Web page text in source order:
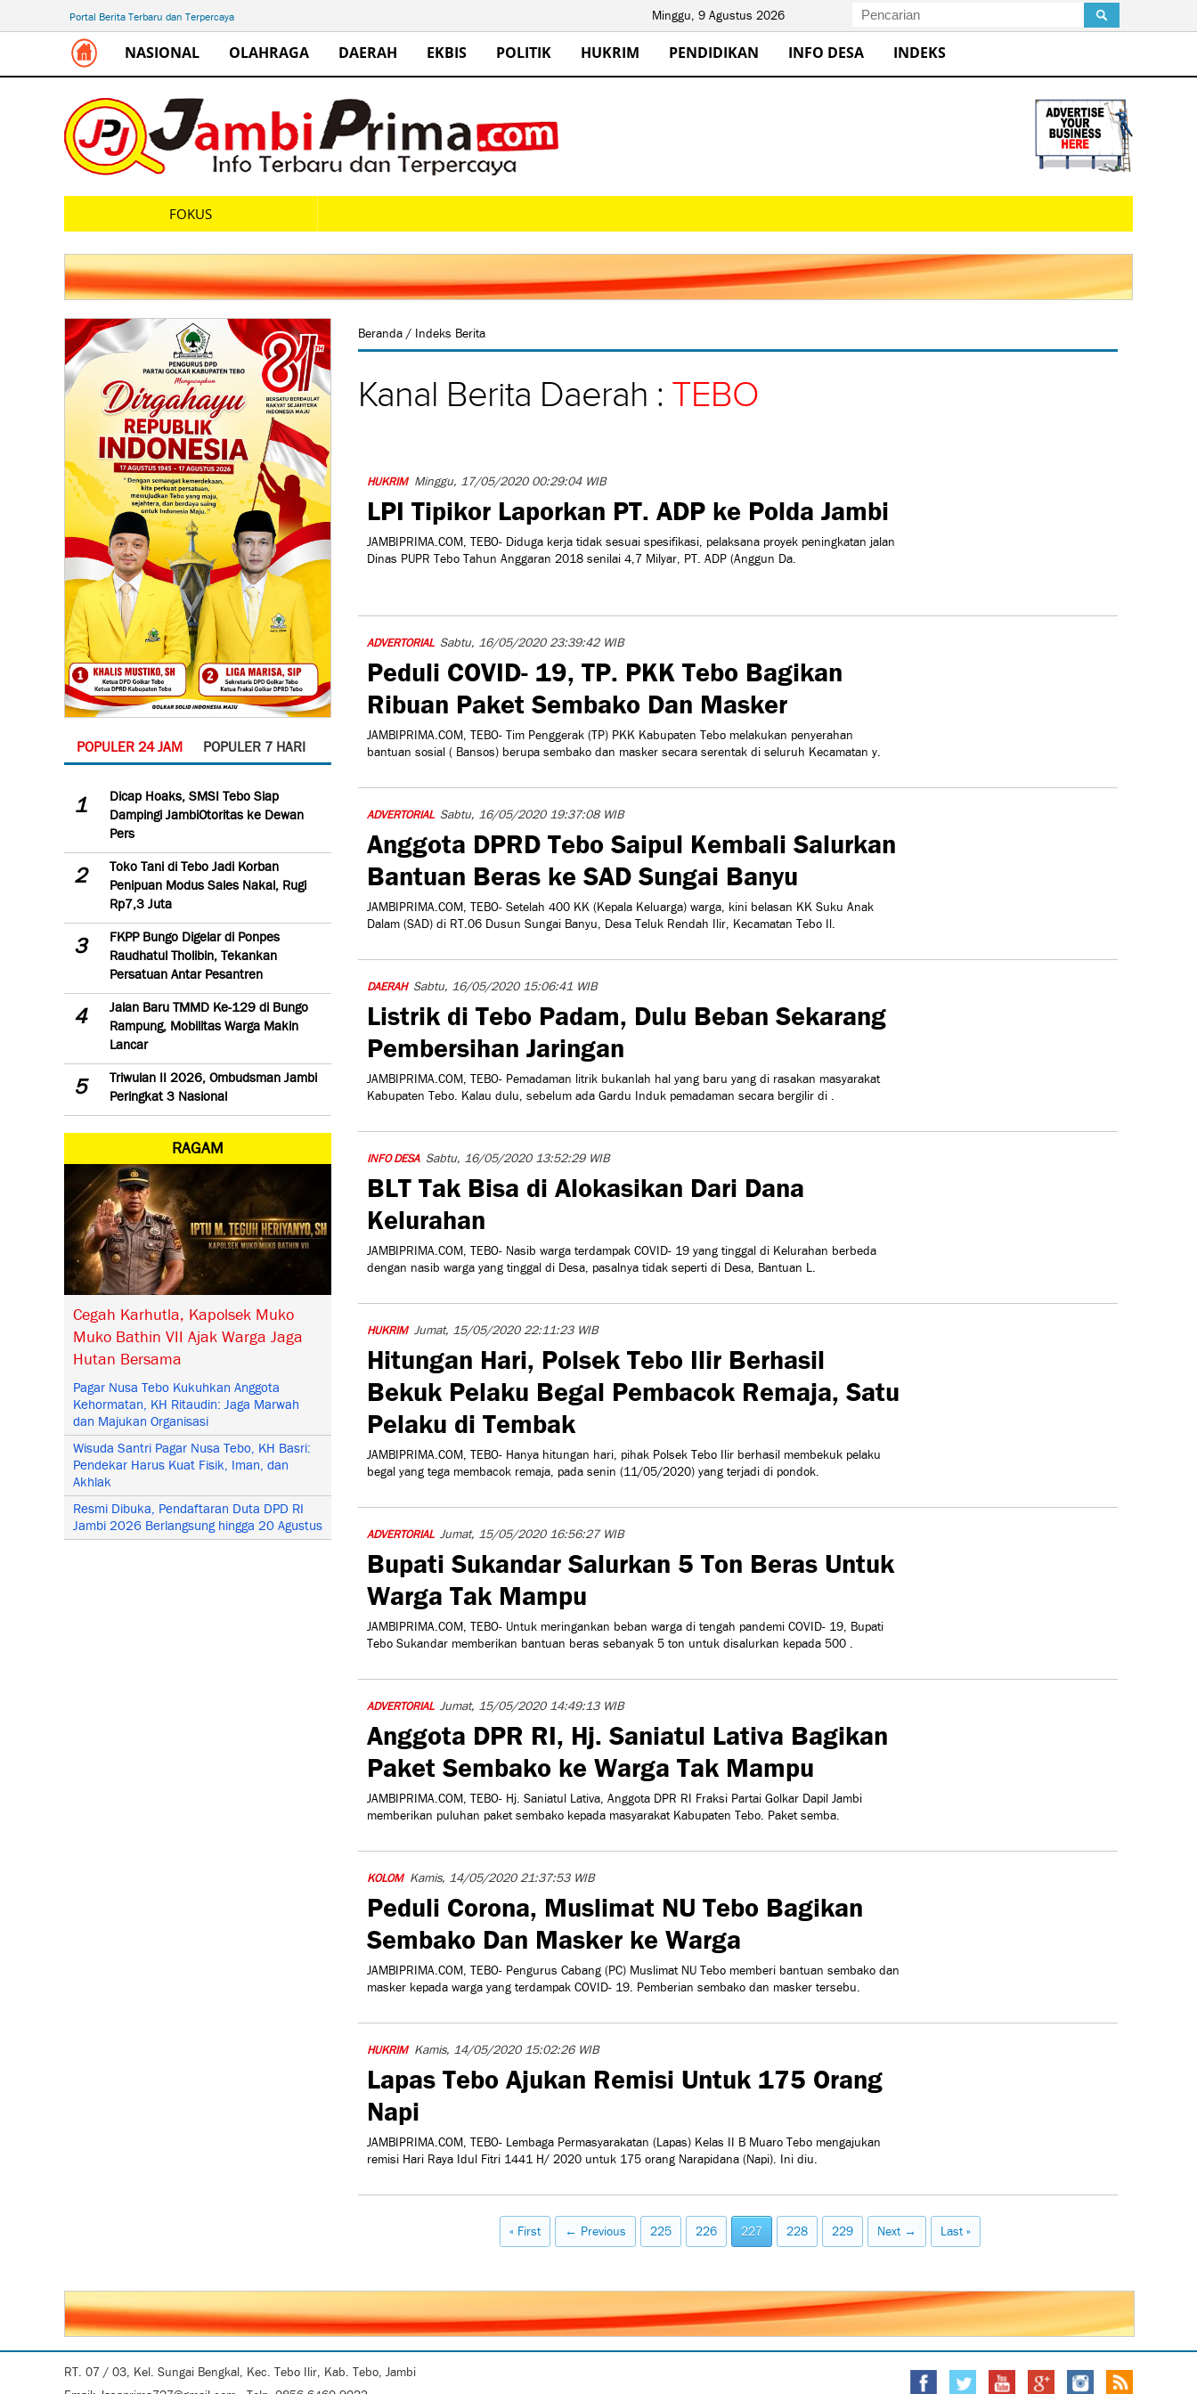
Portal Berita Terbaru dan Terpercaya Minggu, 9 Agustus 2026
NASIONAL OLAHRAGA DAERAH EKBIS POLITIK HUKRIM PENDIDIKAN INFO DESA INDEKS
FOKUS
POPULER 24 JAM POPULER 7 HARI
1
Dicap Hoaks, SMSI Tebo Siap
Dampingi JambiOtoritas ke Dewan
Pers
2
Toko Tani di Tebo Jadi Korban
Penipuan Modus Sales Nakal, Rugi
Rp7,3 Juta
3
FKPP Bungo Digelar di Ponpes
Raudhatul Tholibin, Tekankan
Persatuan Antar Pesantren
4
Jalan Baru TMMD Ke-129 di Bungo
Rampung, Mobilitas Warga Makin
Lancar
5
Triwulan II 2026, Ombudsman Jambi
Peringkat 3 Nasional
RAGAM
Cegah Karhutla, Kapolsek Muko
Muko Bathin VII Ajak Warga Jaga
Hutan Bersama
Pagar Nusa Tebo Kukuhkan Anggota
Kehormatan, KH Ritaudin: Jaga Marwah
dan Majukan Organisasi
Wisuda Santri Pagar Nusa Tebo, KH Basri:
Pendekar Harus Kuat Fisik, Iman, dan
Akhlak
Resmi Dibuka, Pendaftaran Duta DPD RI
Jambi 2026 Berlangsung hingga 20 Agustus
Beranda / Indeks Berita
Kanal Berita Daerah : TEBO
HUKRIM Minggu, 17/05/2020 00:29:04 WIB
LPI Tipikor Laporkan PT. ADP ke Polda Jambi
JAMBIPRIMA.COM, TEBO- Diduga kerja tidak sesuai spesifikasi, pelaksana proyek peningkatan jalan
Dinas PUPR Tebo Tahun Anggaran 2018 senilai 4,7 Milyar, PT. ADP (Anggun Da.
ADVERTORIAL Sabtu, 16/05/2020 23:39:42 WIB
Peduli COVID- 19, TP. PKK Tebo Bagikan
Ribuan Paket Sembako Dan Masker
JAMBIPRIMA.COM, TEBO- Tim Penggerak (TP) PKK Kabupaten Tebo melakukan penyerahan
bantuan sosial ( Bansos) berupa sembako dan masker secara serentak di seluruh Kecamatan y.
ADVERTORIAL Sabtu, 16/05/2020 19:37:08 WIB
Anggota DPRD Tebo Saipul Kembali Salurkan
Bantuan Beras ke SAD Sungai Banyu
JAMBIPRIMA.COM, TEBO- Setelah 400 KK (Kepala Keluarga) warga, kini belasan KK Suku Anak
Dalam (SAD) di RT.06 Dusun Sungai Banyu, Desa Teluk Rendah Ilir, Kecamatan Tebo Il.
DAERAH Sabtu, 16/05/2020 15:06:41 WIB
Listrik di Tebo Padam, Dulu Beban Sekarang
Pembersihan Jaringan
JAMBIPRIMA.COM, TEBO- Pemadaman litrik bukanlah hal yang baru yang di rasakan masyarakat
Kabupaten Tebo. Kalau dulu, sebelum ada Gardu Induk pemadaman secara bergilir di .
INFO DESA Sabtu, 16/05/2020 13:52:29 WIB
BLT Tak Bisa di Alokasikan Dari Dana
Kelurahan
JAMBIPRIMA.COM, TEBO- Nasib warga terdampak COVID- 19 yang tinggal di Kelurahan berbeda
dengan nasib warga yang tinggal di Desa, pasalnya tidak seperti di Desa, Bantuan L.
HUKRIM Jumat, 15/05/2020 22:11:23 WIB
Hitungan Hari, Polsek Tebo Ilir Berhasil
Bekuk Pelaku Begal Pembacok Remaja, Satu
Pelaku di Tembak
JAMBIPRIMA.COM, TEBO- Hanya hitungan hari, pihak Polsek Tebo Ilir berhasil membekuk pelaku
begal yang tega membacok remaja, pada senin (11/05/2020) yang terjadi di pondok.
ADVERTORIAL Jumat, 15/05/2020 16:56:27 WIB
Bupati Sukandar Salurkan 5 Ton Beras Untuk
Warga Tak Mampu
JAMBIPRIMA.COM, TEBO- Untuk meringankan beban warga di tengah pandemi COVID- 19, Bupati
Tebo Sukandar memberikan bantuan beras sebanyak 5 ton untuk disalurkan kepada 500 .
ADVERTORIAL Jumat, 15/05/2020 14:49:13 WIB
Anggota DPR RI, Hj. Saniatul Lativa Bagikan
Paket Sembako ke Warga Tak Mampu
JAMBIPRIMA.COM, TEBO- Hj. Saniatul Lativa, Anggota DPR RI Fraksi Partai Golkar Dapil Jambi
memberikan puluhan paket sembako kepada masyarakat Kabupaten Tebo. Paket semba.
KOLOM Kamis, 14/05/2020 21:37:53 WIB
Peduli Corona, Muslimat NU Tebo Bagikan
Sembako Dan Masker ke Warga
JAMBIPRIMA.COM, TEBO- Pengurus Cabang (PC) Muslimat NU Tebo memberi bantuan sembako dan
masker kepada warga yang terdampak COVID- 19. Pemberian sembako dan masker tersebu.
HUKRIM Kamis, 14/05/2020 15:02:26 WIB
Lapas Tebo Ajukan Remisi Untuk 175 Orang
Napi
JAMBIPRIMA.COM, TEBO- Lembaga Permasyarakatan (Lapas) Kelas II B Muaro Tebo mengajukan
remisi Hari Raya Idul Fitri 1441 H/ 2020 untuk 175 orang Narapidana (Napi). Ini diu.
« First ← Previous 225 226 227 228 229 Next → Last »
RT. 07 / 03, Kel. Sungai Bengkal, Kec. Tebo Ilir, Kab. Tebo, Jambi